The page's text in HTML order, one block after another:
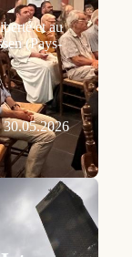
et au
(Pays-
30.05.2026